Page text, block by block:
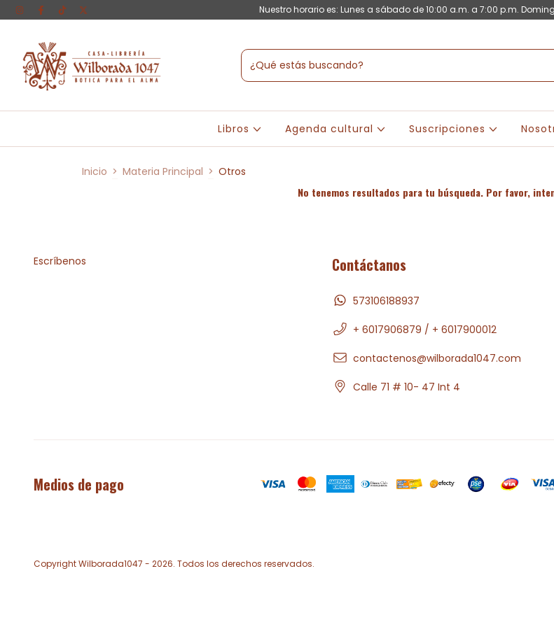
Nuestro horario es: Lunes a sábado de 10:00 a.m. a 7:00 p.m.
Libros Agenda cultural Suscripciones
Inicio > Materia Principal > Otros
No tenemos resultados para tu búsqueda. Por favor,
Escríbenos Contáctanos
573106188937
+ 6017906879 / + 6017900012
contactenos@wilborada1047.com
Calle 71 # 10- 47 Int 4
Medios de pago
Copyright Wilborada1047 - 2026. Todos los derechos reservados.